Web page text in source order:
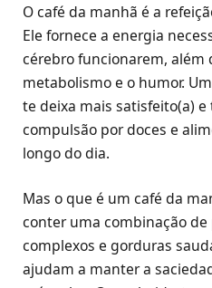
O café da manhã é a
Ele fornece a energia
cérebro funcionarem, além
metabolismo e o humor.
te deixa mais satisfeito(a)
compulsão por doces e
longo do dia.
Mas o que é um café da
conter uma combinação
complexos e gorduras
ajudam a manter a